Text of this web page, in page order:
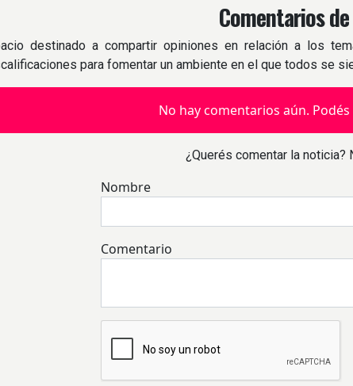
Comentarios
destinado a compartir opiniones en relación a los
para fomentar un ambiente en el que todos se
No hay comentarios aún.
¿Querés comentar la
Nombre
Comentario